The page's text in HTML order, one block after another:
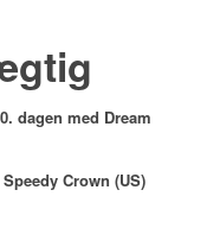
dagen med Dream
Crown (US)